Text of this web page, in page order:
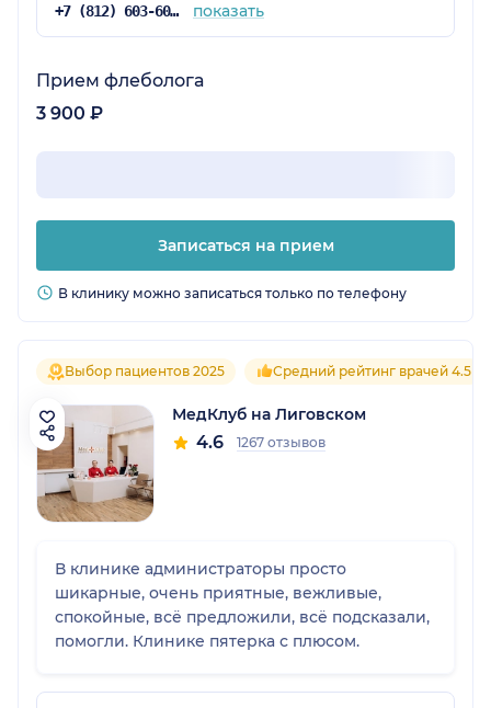
+7 (812) 603-60-42 показать
Прием флеболога
3 900 ₽
Записаться на прием
В клинику можно записаться только по телефону
Выбор пациентов 2025 Средний рейтинг врачей 4.5
МедКлуб на Лиговском
4.6 1267 отзывов
В клинике администраторы просто
шикарные, очень приятные, вежливые,
спокойные, всё предложили, всё подсказали,
помогли. Клинике пятерка с плюсом.